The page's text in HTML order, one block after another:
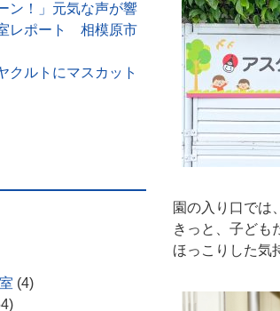
園の入り口では
きっと、子ども
ほっこりした気
ン！」元気な声が響
レポート 相模原市
クルトにマスカット
(4)